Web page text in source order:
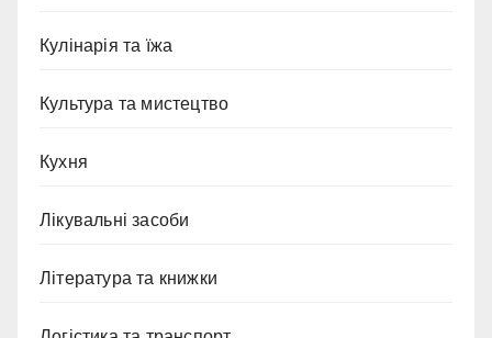
Кулінарія та їжа
Культура та мистецтво
Кухня
Лікувальні засоби
Література та книжки